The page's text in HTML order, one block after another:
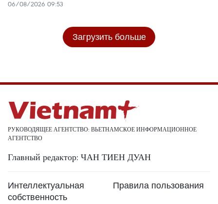
06/08/2026 09:53
Загрузить больше
РУКОВОДЯЩЕЕ АГЕНТСТВО: ВЬЕТНАМСКОЕ ИНФОРМАЦИОННОЕ
АГЕНТСТВО
Главный редактор: ЧАН ТИЕН ДУАН
Интеллектуальная
собственность
Правила пользования